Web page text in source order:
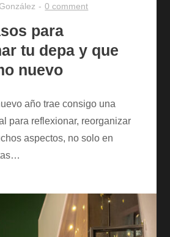
0 comment
para
tu depa y que
nuevo
año trae consigo una
para reflexionar, reorganizar
aspectos, no solo en